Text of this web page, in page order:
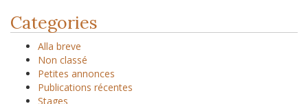
Categories
Alla breve
Non classé
Petites annonces
Publications récentes
Stages